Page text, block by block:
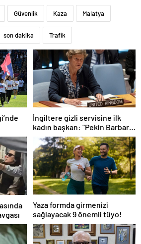
Güvenlik Kaza Malatya
son dakika Trafik
İngiltere gizli servisine ilk
kadın başkan: “Pekin Barbara”
favori aday
Yaza formda girmenizi
sağlayacak 9 önemli tüyo!